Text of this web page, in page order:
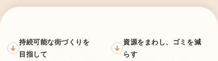
持続可能な街づくりを
目指して
資源をまわし、ゴミを減
らす